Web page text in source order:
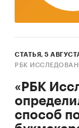
СТАТЬЯ, 5
РБК
«РБК
способ